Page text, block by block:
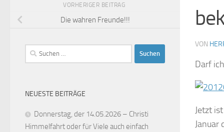
VON
Darf
Jetzt
Januar
VORHERIGER BEITRAG
Die wahren Freunde!!!
Suchen
nach:
NEUESTE BEITRÄGE
Donnerstag, der 14.05.2026 – Christi
Himmelfahrt oder für Viele auch einfach